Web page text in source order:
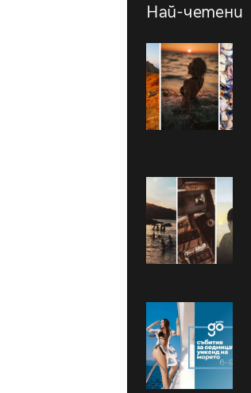
Най-четени